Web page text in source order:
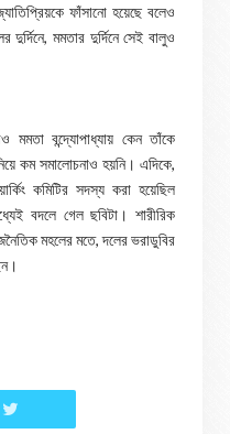
ফাঁসানো হয়েছে বলেও
মমতার দুর্দিনে সেই বালুও
মমতা বন্দ্যোপাধ্যায় কেন তাঁকে
নিয়ে কম সমালোচনাও হয়নি। এদিকে,
কমিটির সদস্য করা হয়েছিল
বদলে গেল ছবিটা। শারীরিক
মহলের মতে, দলের ভরাডুবির